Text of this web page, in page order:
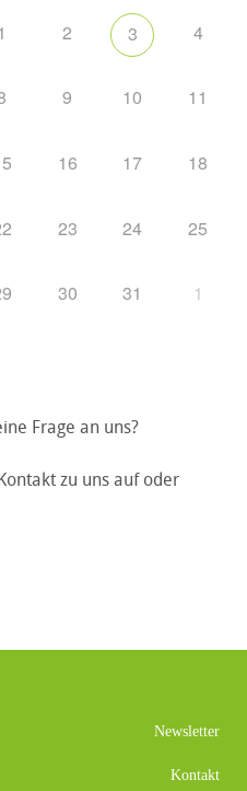
2 3 4
9 10 11
16 17 18
23 24 25
30 31 1
Frage an uns?
zu uns auf oder
Newsletter
Kontakt